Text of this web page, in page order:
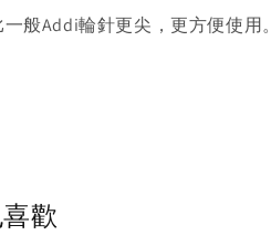
般Addi輪針更尖，更方便使用。
歡